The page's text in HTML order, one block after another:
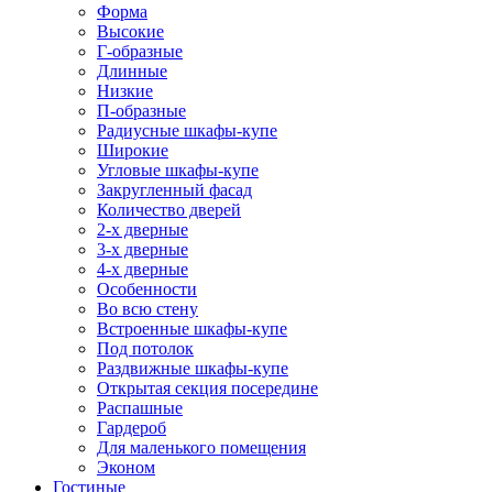
Форма
Высокие
Г-образные
Длинные
Низкие
П-образные
Радиусные шкафы-купе
Широкие
Угловые шкафы-купе
Закругленный фасад
Количество дверей
2-х дверные
3-х дверные
4-х дверные
Особенности
Во всю стену
Встроенные шкафы-купе
Под потолок
Раздвижные шкафы-купе
Открытая секция посередине
Распашные
Гардероб
Для маленького помещения
Эконом
Гостиные